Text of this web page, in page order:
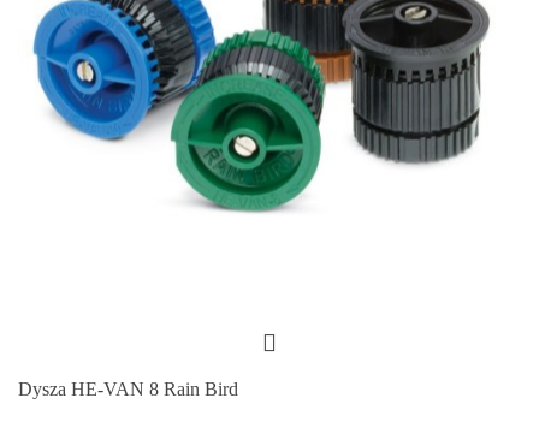
Dysza HE-VAN 8 Rain Bird